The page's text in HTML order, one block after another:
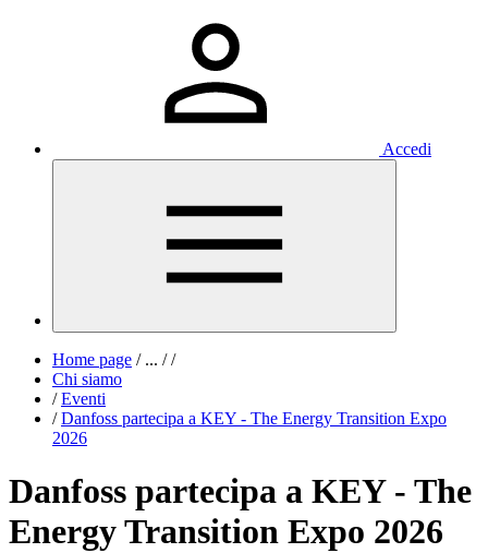
Accedi
Home page /... / /
Chi siamo
/ Eventi
/ Danfoss partecipa a KEY - The Energy Transition Expo
2026
Danfoss partecipa a KEY - The
Energy Transition Expo 2026